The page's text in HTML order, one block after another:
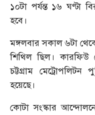
১০টা পর্যন্ত ১৬ ঘণ্টা
হবে।
মঙ্গলবার সকাল ৬টা
শিথিল ছিল। কারফিউ
চট্টগ্রাম
হয়েছে।
কোটা সংস্কার